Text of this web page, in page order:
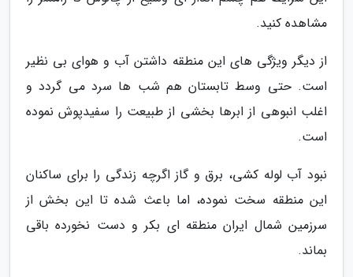
مشاهده کنید.
از دیگر ویژگی های این منطقه داشتن آب و هوای بی نظیر
است. حتی وسط تابستان هم شب ها سرد می گردد و
اغلب انبوهی از ابرها بخشی از طبیعت را سفیدپوش نموده
است.
نبود آب لوله کشی، برق و گاز اگرچه زندگی را برای ساکنان
این منطقه سخت نموده، اما باعث شده تا این بخش از
سرزمین شمال ایران منطقه ای بکر و دست نخورده باقی
بماند.